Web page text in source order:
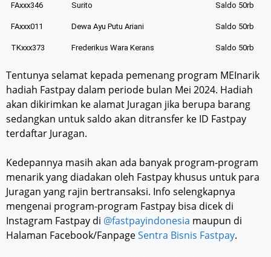
FAxxx346 Surito Saldo 50rb
FAxxx011 Dewa Ayu Putu Ariani Saldo 50rb
TKxxx373 Frederikus Wara Kerans Saldo 50rb
Tentunya selamat kepada pemenang program MEInarik
hadiah Fastpay dalam periode bulan Mei 2024. Hadiah
akan dikirimkan ke alamat Juragan jika berupa barang
sedangkan untuk saldo akan ditransfer ke ID Fastpay
terdaftar Juragan.
Kedepannya masih akan ada banyak program-program
menarik yang diadakan oleh Fastpay khusus untuk para
Juragan yang rajin bertransaksi. Info selengkapnya
mengenai program-program Fastpay bisa dicek di
Instagram Fastpay di @fastpayindonesia maupun di
Halaman Facebook/FanpageSentra Bisnis Fastpay.